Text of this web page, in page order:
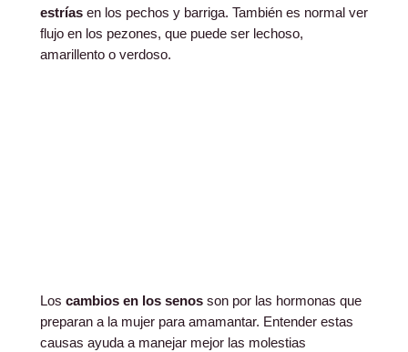
estrías en los pechos y barriga. También es normal ver
flujo en los pezones, que puede ser lechoso,
amarillento o verdoso.
Los cambios en los senos son por las hormonas que
preparan a la mujer para amamantar. Entender estas
causas ayuda a manejar mejor las molestias